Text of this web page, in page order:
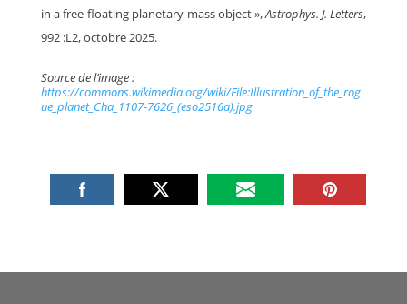
in a free-floating planetary-mass object »,Astrophys. J. Letters,
992 :L2, octobre 2025.
Source de l’image :
https://commons.wikimedia.org/wiki/File:Illustration_of_the_rog
ue_planet_Cha_1107-7626_(eso2516a).jpg